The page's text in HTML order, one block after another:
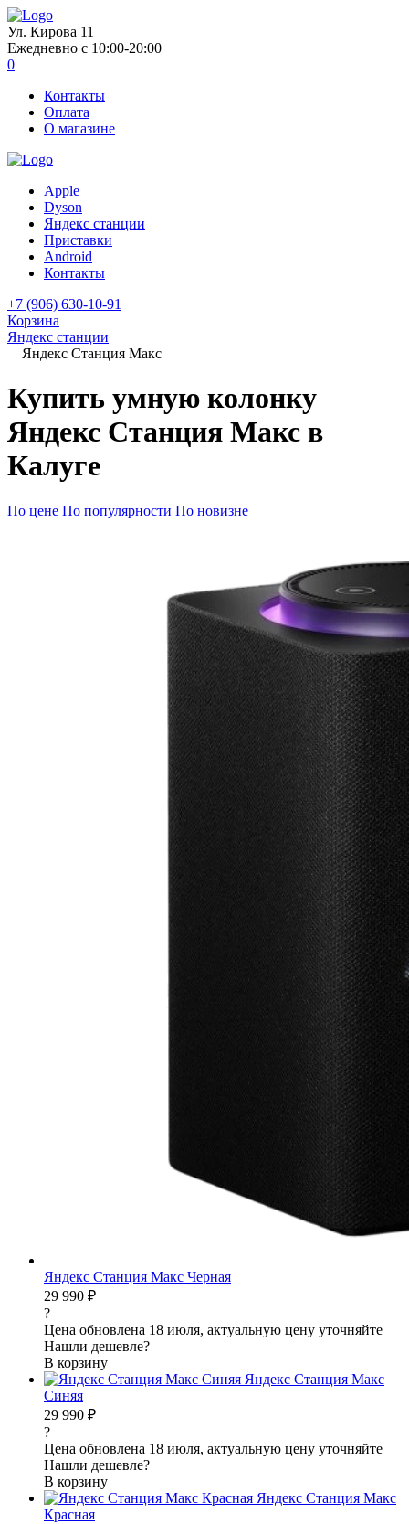
Ул. Кирова 11
Ежедневно с 10:00-20:00
0
Контакты
Оплата
О магазине
Apple
Dyson
Яндекс станции
Приставки
Android
Контакты
+7 (906) 630-10-91
Корзина
Яндекс станции
Яндекс Станция Макс
Купить умную колонку
Яндекс Станция Макс в
Калуге
По цене По популярности По новизне
Яндекс Станция Макс Черная
29 990 ₽
?
Цена обновлена 18 июля, актуальную цену уточняйте
Нашли дешевле?
В корзину
Яндекс Станция Макс
Синяя
29 990 ₽
?
Цена обновлена 18 июля, актуальную цену уточняйте
Нашли дешевле?
В корзину
Яндекс Станция Макс
Красная